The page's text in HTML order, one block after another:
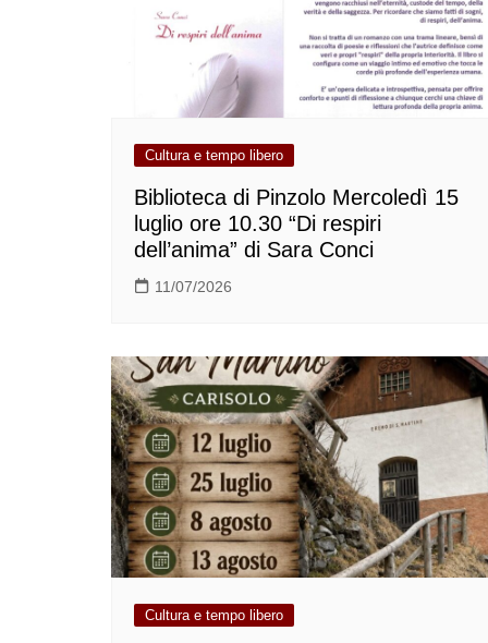
Cultura e tempo libero
Biblioteca di Pinzolo Mercoledì 15
luglio ore 10.30 “Di respiri
dell’anima” di Sara Conci
11/07/2026
Cultura e tempo libero